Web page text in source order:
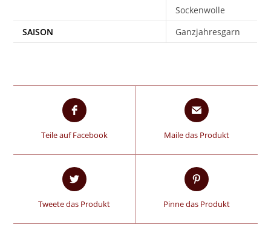
Sockenwolle
SAISON
Ganzjahresgarn
Teile auf Facebook Maile das Produkt
Tweete das Produkt Pinne das Produkt